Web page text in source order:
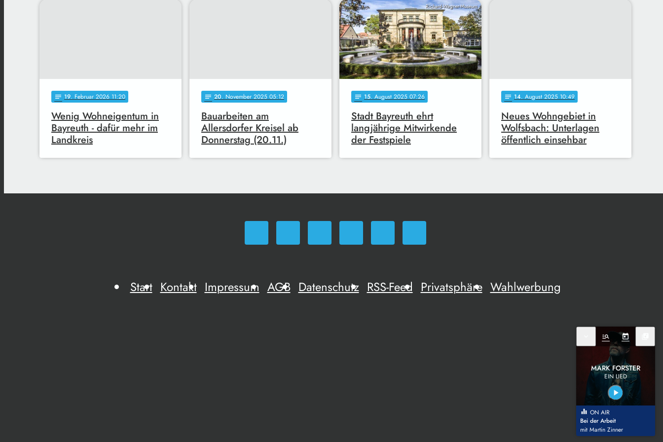
notes 19. Februar 2026 11:20
Wenig Wohneigentum in
Bayreuth - dafür mehr im
Landkreis
notes 20. November 2025 05:12
Bauarbeiten am
Allersdorfer Kreisel ab
Donnerstag (20.11.)
Richard-Wagner-Museum
notes 15. August 2025 07:26
Stadt Bayreuth ehrt
langjährige Mitwirkende
der Festspiele
notes 14. August 2025 10:49
Neues Wohngebiet in
Wolfsbach: Unterlagen
öffentlich einsehbar
Start Kontakt Impressum AGB Datenschutz RSS-Feed Privatsphäre Wahlwerbung
manage_search today
MARK FORSTER
EIN LIED
play_arrow
equalizer ON AIR
Bei der Arbeit
mit Martin Zinner